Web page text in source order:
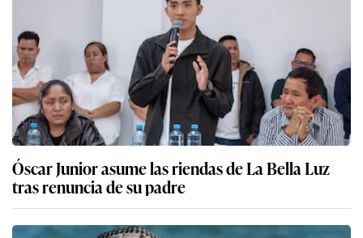
Óscar Junior asume las riendas de La Bella Luz
tras renuncia de su padre